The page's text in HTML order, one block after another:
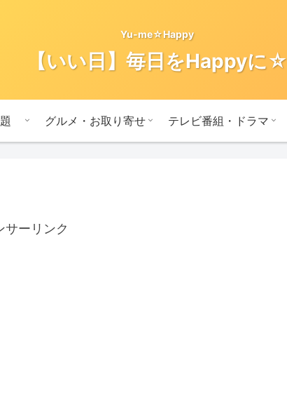
Yu-me☆Happy
【いい日】毎日をHappyに☆
グルメ・お取り寄せ テレビ番組・ドラマ
サーリンク